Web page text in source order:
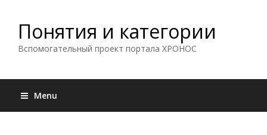
Понятия и категории
Вспомогательный проект портала ХРОНОС
Menu